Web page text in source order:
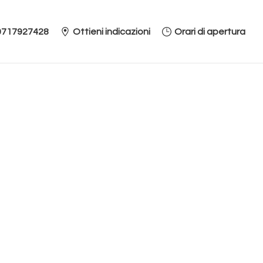
Ottieni indicazioni Orari di apertura